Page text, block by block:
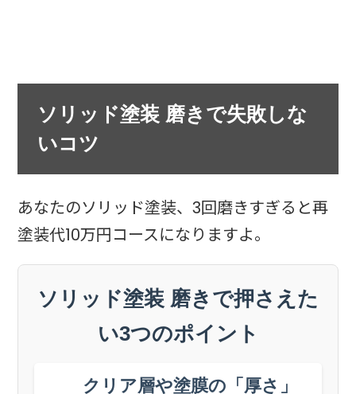
ソリッド塗装 磨きで失敗しな
いコツ
あなたのソリッド塗装、3回磨きすぎると再
塗装代10万円コースになりますよ。
ソリッド塗装 磨きで押さえた
い3つのポイント
クリア層や塗膜の「厚さ」